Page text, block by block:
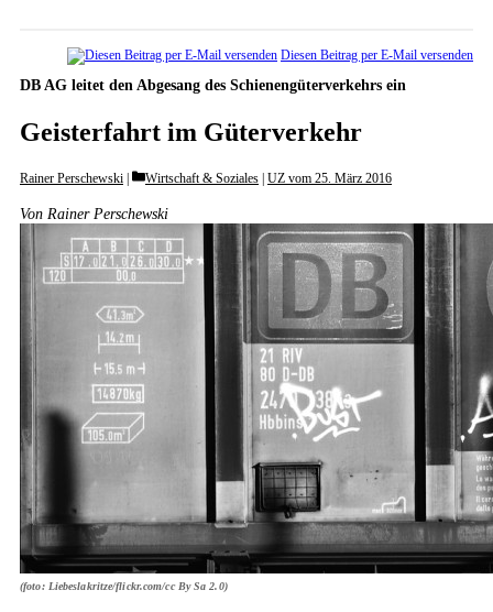
Diesen Beitrag per E-Mail versenden
DB AG leitet den Abgesang des Schienengüterverkehrs ein
Geisterfahrt im Güterverkehr
Rainer Perschewski Categories
Wirtschaft & Soziales UZ vom 25. März 2016
Von Rainer Perschewski
(foto: Liebeslakritze/flickr.com/cc By Sa 2.0)